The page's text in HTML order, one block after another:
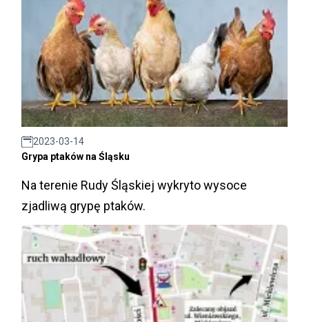
2023-03-14
Grypa ptaków na Śląsku
Na terenie Rudy Śląskiej wykryto wysoce
zjadliwą grypę ptaków.